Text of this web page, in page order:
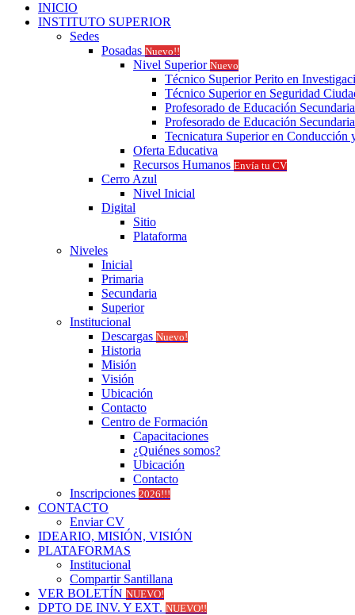
INICIO
INSTITUTO SUPERIOR
Sedes
Posadas Nuevo!!
Nivel Superior Nuevo
Técnico Superior Perito en
Técnico Superior en Seguridad
Profesorado de Educación
Profesorado de Educación
Tecnicatura Superior en Conducción
Oferta Educativa
Recursos Humanos Envía tu CV
Cerro Azul
Nivel Inicial
Digital
Sitio
Plataforma
Niveles
Inicial
Primaria
Secundaria
Superior
Institucional
Descargas Nuevo!
Historia
Misión
Visión
Ubicación
Contacto
Centro de Formación
Capacitaciones
¿Quiénes somos?
Ubicación
Contacto
Inscripciones 2026!!!
CONTACTO
Enviar CV
IDEARIO, MISIÓN, VISIÓN
PLATAFORMAS
Institucional
Compartir Santillana
VER BOLETÍN NUEVO!
DPTO DE INV. Y EXT. NUEVO!!